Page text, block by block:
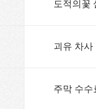
도적의꽃
괴유 차사
주막 수수